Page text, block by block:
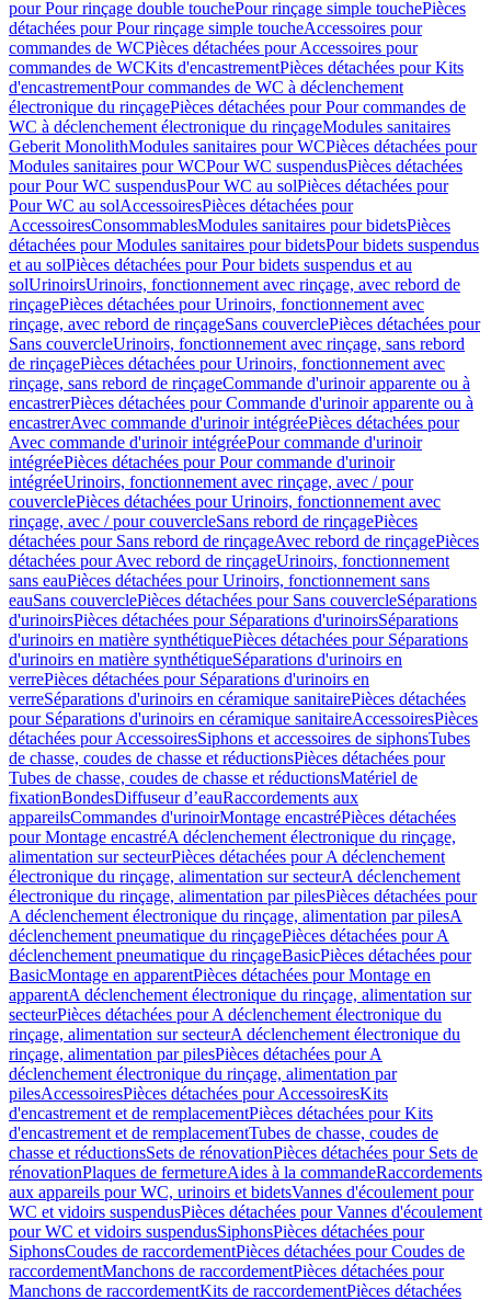
pour Pour rinçage double touchePour rinçage simple touchePièces
détachées pour Pour rinçage simple toucheAccessoires pour
commandes de WCPièces détachées pour Accessoires pour
commandes de WCKits d'encastrementPièces détachées pour Kits
d'encastrementPour commandes de WC à déclenchement
électronique du rinçagePièces détachées pour Pour commandes de
WC à déclenchement électronique du rinçageModules sanitaires
Geberit MonolithModules sanitaires pour WCPièces détachées pour
Modules sanitaires pour WCPour WC suspendusPièces détachées
pour Pour WC suspendusPour WC au solPièces détachées pour
Pour WC au solAccessoiresPièces détachées pour
AccessoiresConsommablesModules sanitaires pour bidetsPièces
détachées pour Modules sanitaires pour bidetsPour bidets suspendus
et au solPièces détachées pour Pour bidets suspendus et au
solUrinoirsUrinoirs, fonctionnement avec rinçage, avec rebord de
rinçagePièces détachées pour Urinoirs, fonctionnement avec
rinçage, avec rebord de rinçageSans couverclePièces détachées pour
Sans couvercleUrinoirs, fonctionnement avec rinçage, sans rebord
de rinçagePièces détachées pour Urinoirs, fonctionnement avec
rinçage, sans rebord de rinçageCommande d'urinoir apparente ou à
encastrerPièces détachées pour Commande d'urinoir apparente ou à
encastrerAvec commande d'urinoir intégréePièces détachées pour
Avec commande d'urinoir intégréePour commande d'urinoir
intégréePièces détachées pour Pour commande d'urinoir
intégréeUrinoirs, fonctionnement avec rinçage, avec / pour
couverclePièces détachées pour Urinoirs, fonctionnement avec
rinçage, avec / pour couvercleSans rebord de rinçagePièces
détachées pour Sans rebord de rinçageAvec rebord de rinçagePièces
détachées pour Avec rebord de rinçageUrinoirs, fonctionnement
sans eauPièces détachées pour Urinoirs, fonctionnement sans
eauSans couverclePièces détachées pour Sans couvercleSéparations
d'urinoirsPièces détachées pour Séparations d'urinoirsSéparations
d'urinoirs en matière synthétiquePièces détachées pour Séparations
d'urinoirs en matière synthétiqueSéparations d'urinoirs en
verrePièces détachées pour Séparations d'urinoirs en
verreSéparations d'urinoirs en céramique sanitairePièces détachées
pour Séparations d'urinoirs en céramique sanitaireAccessoiresPièces
détachées pour AccessoiresSiphons et accessoires de siphonsTubes
de chasse, coudes de chasse et réductionsPièces détachées pour
Tubes de chasse, coudes de chasse et réductionsMatériel de
fixationBondesDiffuseur d’eauRaccordements aux
appareilsCommandes d'urinoirMontage encastréPièces détachées
pour Montage encastréA déclenchement électronique du rinçage,
alimentation sur secteurPièces détachées pour A déclenchement
électronique du rinçage, alimentation sur secteurA déclenchement
électronique du rinçage, alimentation par pilesPièces détachées pour
A déclenchement électronique du rinçage, alimentation par pilesA
déclenchement pneumatique du rinçagePièces détachées pour A
déclenchement pneumatique du rinçageBasicPièces détachées pour
BasicMontage en apparentPièces détachées pour Montage en
apparentA déclenchement électronique du rinçage, alimentation sur
secteurPièces détachées pour A déclenchement électronique du
rinçage, alimentation sur secteurA déclenchement électronique du
rinçage, alimentation par pilesPièces détachées pour A
déclenchement électronique du rinçage, alimentation par
pilesAccessoiresPièces détachées pour AccessoiresKits
d'encastrement et de remplacementPièces détachées pour Kits
d'encastrement et de remplacementTubes de chasse, coudes de
chasse et réductionsSets de rénovationPièces détachées pour Sets de
rénovationPlaques de fermetureAides à la commandeRaccordements
aux appareils pour WC, urinoirs et bidetsVannes d'écoulement pour
WC et vidoirs suspendusPièces détachées pour Vannes d'écoulement
pour WC et vidoirs suspendusSiphonsPièces détachées pour
SiphonsCoudes de raccordementPièces détachées pour Coudes de
raccordementManchons de raccordementPièces détachées pour
Manchons de raccordementKits de raccordementPièces détachées